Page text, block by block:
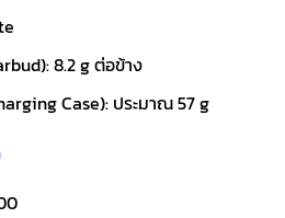
8.2 g ต่อข้าง
Case): ประมาณ 57 g